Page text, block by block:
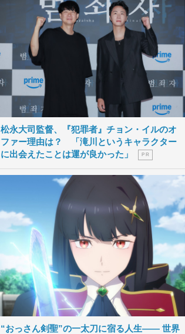
松永大司監督、『犯罪者』チョン・イルのオ
ファー理由は？ 「滝川というキャラクター
に出会えたことは運が良かった」
P R
“おっさん剣聖”の一太刀に宿る人生―― 世界